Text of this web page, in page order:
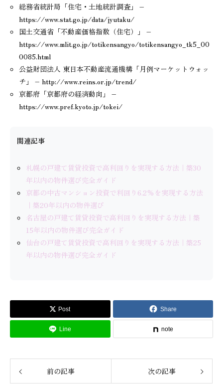
総務省統計局「住宅・土地統計調査」 –
https://www.stat.go.jp/data/jyutaku/
国土交通省「不動産価格指数（住宅）」 –
https://www.mlit.go.jp/totikensangyo/totikensangyo_tk5_00
0085.html
公益財団法人 東日本不動産流通機構「月例マーケットウォッ
チ」 – http://www.reins.or.jp/trend/
京都府「京都府の経済動向」 –
https://www.pref.kyoto.jp/tokei/
関連記事
札幌の戸建て賃貸投資で高利回りを実現する方法｜築30
年以内の物件選び完全ガイド
京都の中古マンション投資で利回り6.2%を実現する方法
｜築20年以内の物件選び
名古屋の戸建て賃貸投資で高利回りを実現する方法｜築
15年以内の物件選び完全ガイド
仙台の戸建て賃貸投資で高利回りを実現する方法｜築25
年以内の物件選び完全ガイド
Post Share
Line note
前の記事 次の記事